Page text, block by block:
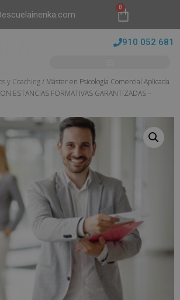
0
910 052 681
y Coaching/ Máster en Psicología Comercial Aplicada
ESTANCIAS FORMATIVAS GARANTIZADAS –